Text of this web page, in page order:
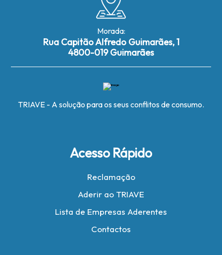
Morada:
Rua Capitão Alfredo Guimarães, 1
4800-019 Guimarães
TRIAVE - A solução para os seus conflitos de consumo.
Acesso Rápido
Reclamação
Aderir ao TRIAVE
Lista de Empresas Aderentes
Contactos